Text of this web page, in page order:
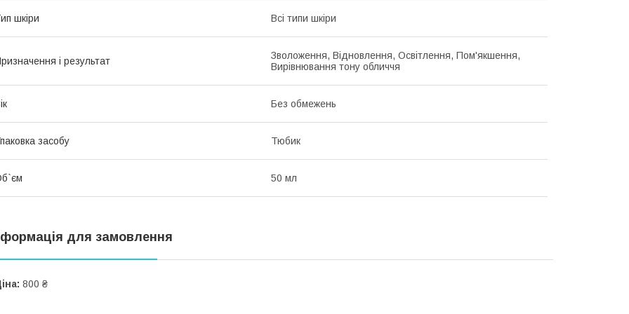
шкіри Всі типи шкіри
і результат
Зволоження, Відновлення, Освітлення, Пом'якшення,
Вирівнювання тону обличчя
Без обмежень
засобу Тюбик
50 мл
для замовлення
800 ₴